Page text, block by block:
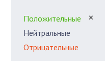
Положительные ✕
Нейтральные
Отрицательные